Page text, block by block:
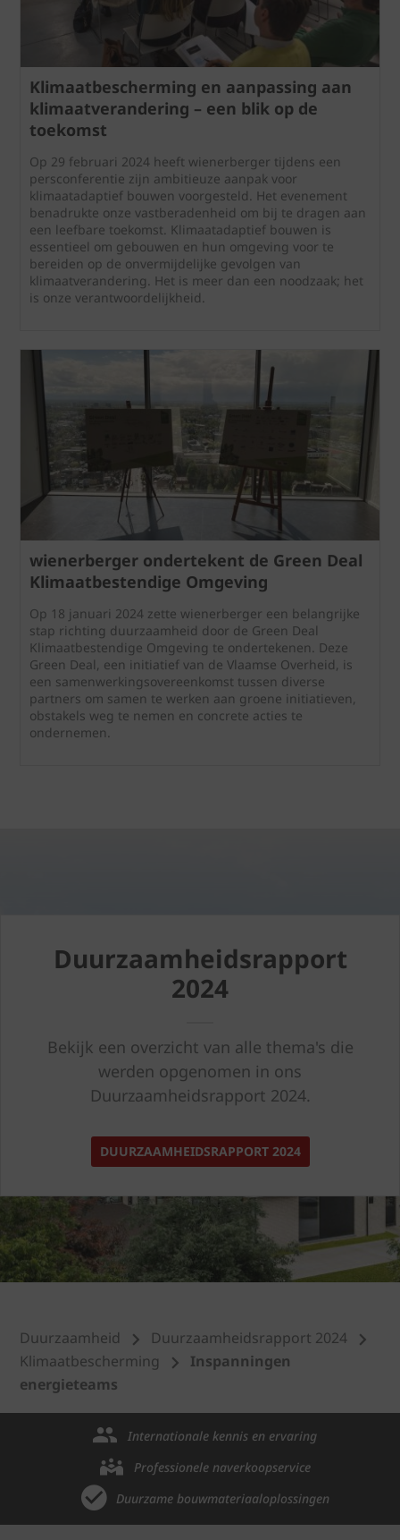
Klimaatbescherming en aanpassing aan
klimaatverandering – een blik op de
toekomst
Op 29 februari 2024 heeft wienerberger tijdens een
persconferentie zijn ambitieuze aanpak voor
klimaatadaptief bouwen voorgesteld. Het evenement
benadrukte onze vastberadenheid om bij te dragen aan
een leefbare toekomst. Klimaatadaptief bouwen is
essentieel om gebouwen en hun omgeving voor te
bereiden op de onvermijdelijke gevolgen van
klimaatverandering. Het is meer dan een noodzaak; het
is onze verantwoordelijkheid.
wienerberger ondertekent de Green Deal
Klimaatbestendige Omgeving
Op 18 januari 2024 zette wienerberger een belangrijke
stap richting duurzaamheid door de Green Deal
Klimaatbestendige Omgeving te ondertekenen. Deze
Green Deal, een initiatief van de Vlaamse Overheid, is
een samenwerkingsovereenkomst tussen diverse
partners om samen te werken aan groene initiatieven,
obstakels weg te nemen en concrete acties te
ondernemen.
Duurzaamheidsrapport
2024
Bekijk een overzicht van alle thema's die
werden opgenomen in ons
Duurzaamheidsrapport 2024.
DUURZAAMHEIDSRAPPORT 2024
Duurzaamheid
Duurzaamheidsrapport 2024
Klimaatbescherming
Inspanningen
energieteams
Internationale kennis en ervaring
Professionele naverkoopservice
Duurzame bouwmateriaaloplossingen